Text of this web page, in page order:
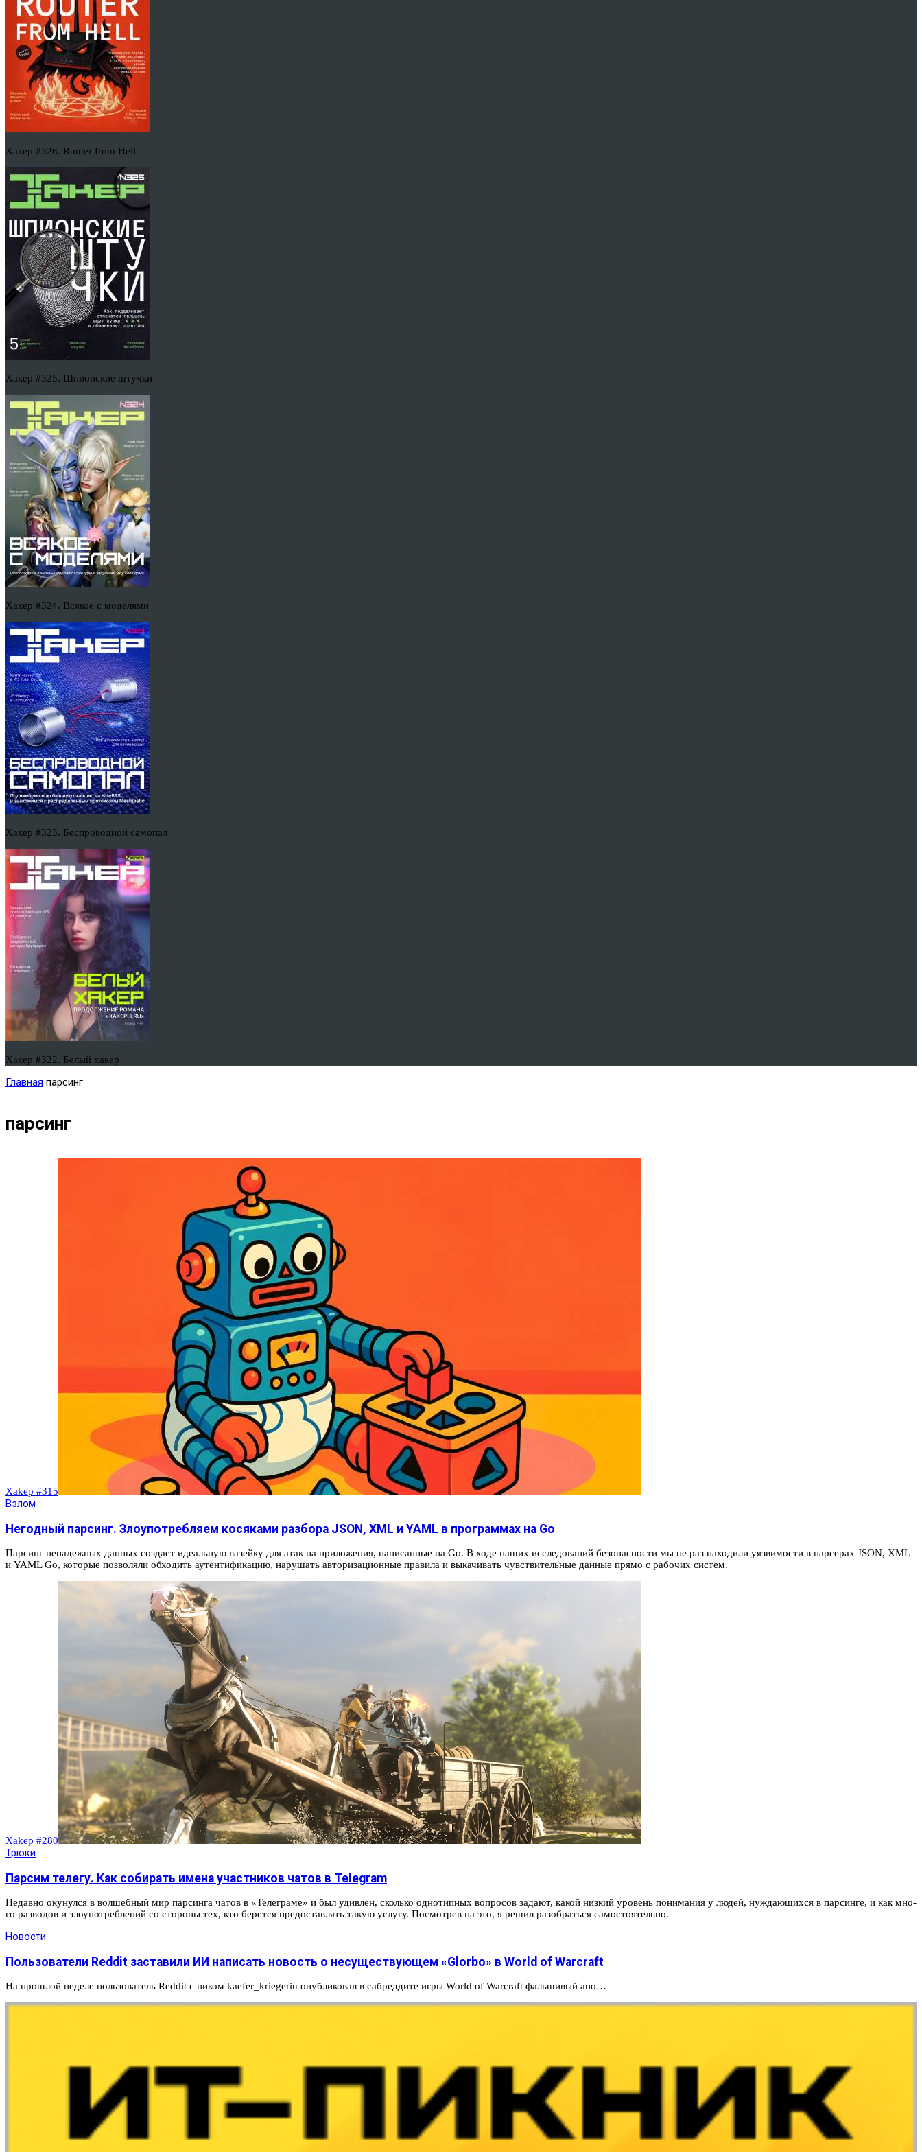
Хакер #326. Router from Hell
Хакер #325. Шпионские штучки
Хакер #324. Всякое с моделями
Хакер #323. Беспроводной самопал
Хакер #322. Белый хакер
Главная парсинг
парсинг
Xakep #315
Взлом
Негодный парсинг. Злоупотребляем косяками разбора JSON, XML и YAML в программах на Go
Парсинг ненадежных данных создает идеальную лазейку для атак на приложения, написанные на Go. В ходе наших исследований безопасности мы не раз находили уязвимости в парсерах JSON, XML
и YAML Go, которые позволяли обходить аутентификацию, нарушать авторизационные правила и выкачивать чувствительные данные прямо с рабочих систем.
Xakep #280
Трюки
Парсим телегу. Как собирать имена участников чатов в Telegram
Не­дав­но оку­нул­ся в вол­шебный мир пар­синга чатов в «Телег­раме» и был удив­лен, сколь­ко одно­тип­ных воп­росов зада­ют, какой низ­кий уро­вень понима­ния у людей, нуж­дающих­ся в пар­синге, и как мно­
го раз­водов и зло­упот­ребле­ний со сто­роны тех, кто берет­ся пре­дос­тавлять такую услу­гу. Пос­мотрев на это, я решил разоб­рать­ся самос­тоятель­но.
Новости
Пользователи Reddit заставили ИИ написать новость о несуществующем «Glorbo» в World of Warcraft
На прошлой неделе пользователь Reddit с ником kaefer_kriegerin опубликовал в сабреддите игры World of Warcraft фальшивый ано…